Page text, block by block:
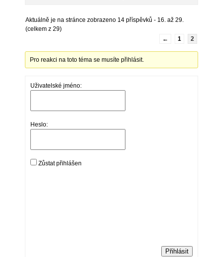
Aktuálně je na stránce zobrazeno 14 příspěvků - 16. až 29.
(celkem z 29)
←
1 2
Pro reakci na toto téma se musíte přihlásit.
Uživatelské jméno:
Heslo:
Zůstat přihlášen
Přihlásit